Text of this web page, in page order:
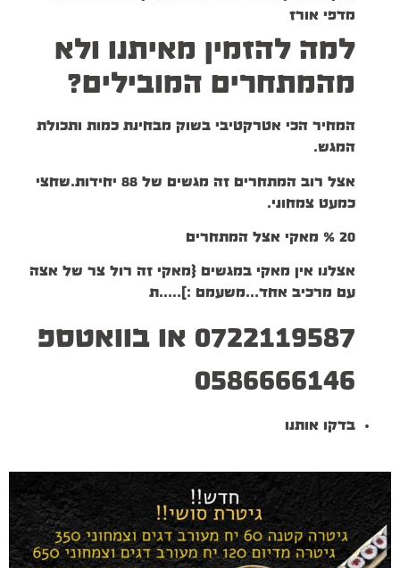
מדפי אורז
למה להזמין מאיתנו ולא
מהמתחרים המובילים?
המחיר הכי אטרקטיבי בשוק מבחינת כמות ותכולת
המגש.
אצל רוב המתחרים זה מגשים של 88 יחידות.שחצי
כמעט צמחוני.
20 % מאקי אצל המתחרים
אצלנו אין מאקי במגשים {מאקי זה רול צר של אצה
עם מרכיב אחד…משעמם :]…..ת
0722119587 או בוואטספ
0586666146
בדקו אותנו